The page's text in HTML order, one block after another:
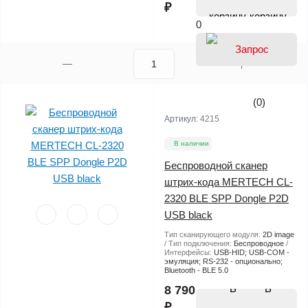
₽
корзину
0
(0)
Артикул: 4215
В наличии
Беспроводной сканер
штрих-кода MERTECH CL-
2320 BLE SPP Dongle P2D
USB black
Тип сканирующего модуля: 2D image
Тип подключения: Беспроводное
Интерфейсы: USB-HID; USB-COM -
эмуляция; RS-232 - опционально;
Bluetooth - BLE 5.0
8 790
В